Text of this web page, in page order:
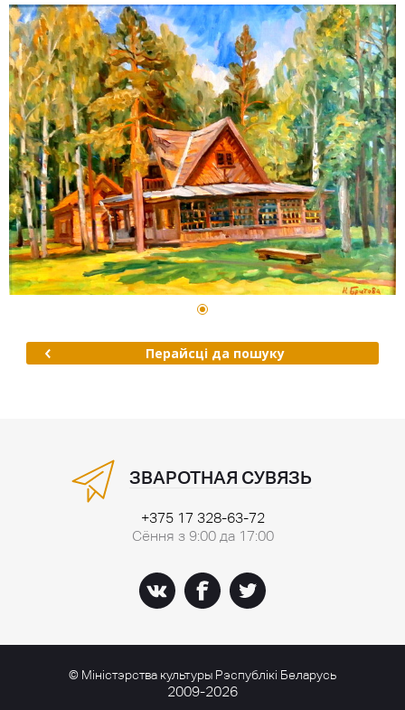
Перайсці да пошуку
ЗВАРОТНАЯ СУВЯЗЬ
+375 17 328-63-72
Сёння з 9:00 да 17:00
© Міністэрства культуры Рэспублікі Беларусь
2009-2026